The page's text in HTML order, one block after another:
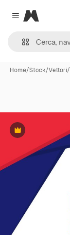
Close menu
Magnific
Home/Stock/Vettori/
Premium